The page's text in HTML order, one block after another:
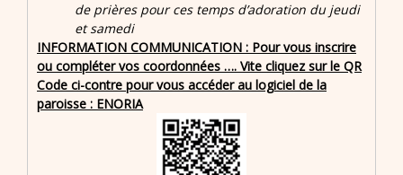
de prières pour ces temps d’adoration du jeudi
et samedi
INFORMATION COMMUNICATION : Pour vous inscrire
ou compléter vos coordonnées …. Vite cliquez sur le QR
Code ci-contre pour vous accéder au logiciel de la
paroisse : ENORIA